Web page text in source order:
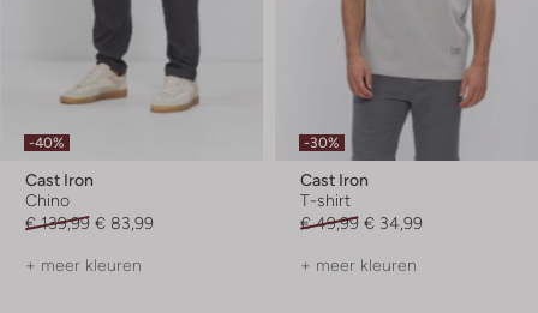
-40%
Cast Iron
Chino
€ 139,99 € 83,99
+ meer kleuren
-30%
Cast Iron
T-shirt
€ 49,99 € 34,99
+ meer kleuren